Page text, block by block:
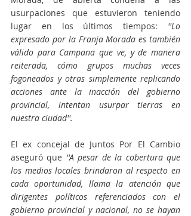
usurpaciones que estuvieron teniendo
lugar en los últimos tiempos: ''Lo
expresado por la Franja Morada es también
válido para Campana que ve, y de manera
reiterada, cómo grupos muchas veces
fogoneados y otras simplemente replicando
acciones ante la inacción del gobierno
provincial, intentan usurpar tierras en
nuestra ciudad''.
El ex concejal de Juntos Por El Cambio
aseguró que ''A pesar de la cobertura que
los medios locales brindaron al respecto en
cada oportunidad, llama la atención que
dirigentes políticos referenciados con el
gobierno provincial y nacional, no se hayan